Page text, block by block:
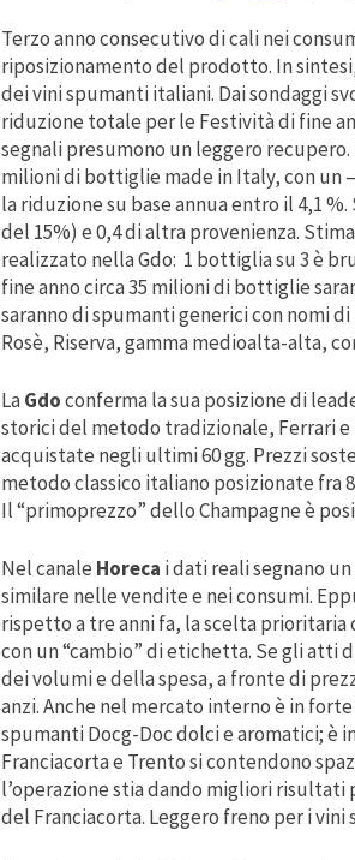
Terzo anno consecutivo di cali nei
riposizionamento del prodotto. In
dei vini spumanti italiani. Dai sondaggi
riduzione totale per le Festività di fine
segnali presumono un leggero recupero.
milioni di bottiglie made in Italy, con un
la riduzione su base annua entro il 4,1
del 15%) e 0,4 di altra provenienza.
realizzato nella Gdo: 1 bottiglia su 3 è
fine anno circa 35 milioni di bottiglie
saranno di spumanti generici con nomi
Rosè, Riserva, gamma medioalta-alta,
LaGdoconferma la sua posizione di
storici del metodo tradizionale, Ferrari
acquistate negli ultimi 60 gg. Prezzi
metodo classico italiano posizionate fra
Il “primoprezzo” dello Champagne è
Nel canale Horeca i dati reali segnano
similare nelle vendite e nei consumi.
rispetto a tre anni fa, la scelta
con un “cambio” di etichetta. Se gli atti
dei volumi e della spesa, a fronte di
anzi. Anche nel mercato interno è in
spumanti Docg-Doc dolci e aromatici; è
Franciacorta e Trento si contendono
l’operazione stia dando migliori risultati
del Franciacorta. Leggero freno per i